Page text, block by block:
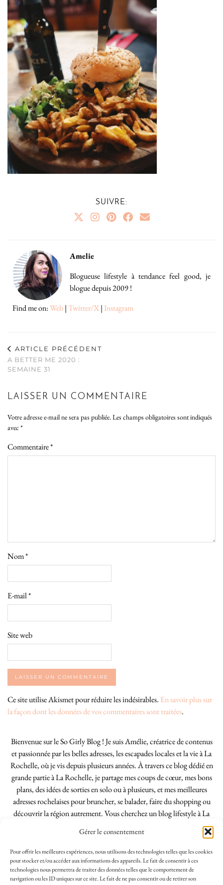
Gérer le consentement
Pour offrir les meilleures expériences, nous utilisons des technologies telles que les cookies
pour stocker et/ou accéder aux informations des appareils. Le fait de consentir à ces
technologies nous permettra de traiter des données telles que le comportement de
navigation ou les ID uniques sur ce site. Le fait de ne pas consentir ou de retirer son
SUIVRE:
Amelie
Blogueuse lifestyle à tendance feel good, je
blogue depuis 2009 !
Find me on:Web|Twitter/X| Instagram
ARTICLE PRÉCÉDENT
A BETTER ME 2020 :
SEMAINE 31
LAISSER UN COMMENTAIRE
Votre adresse e-mail ne sera pas publiée. Les champs obligatoires sont indiqués
avec *
Commentaire*
Nom*
E-mail*
Site web
Ce site utilise Akismet pour réduire les indésirables. En savoir plus sur
la façon dont les données de vos commentaires sont traitées.
Bienvenue sur le So Girly Blog ! Je suis Amélie, créatrice de contenus
et passionnée par les belles adresses, les escapades locales et la vie à La
Rochelle, où je vis depuis plusieurs années. À travers ce blog dédié en
grande partie à La Rochelle, je partage mes coups de cœur, mes bons
plans, des idées de sorties en solo ou à plusieurs, et mes meilleures
adresses rochelaises pour bruncher, se balader, faire du shopping ou
découvrir la région autrement. Vous cherchez un blog lifestyle à La
Rochelle, tenu par une locale ? Vous êtes au bon endroit. Que vous
soyez Rochelais·e ou de passage dans notre belle ville, j’espère que mes
articles vous aideront à profiter de La Rochelle comme un·e vrai·e
initié·e. !